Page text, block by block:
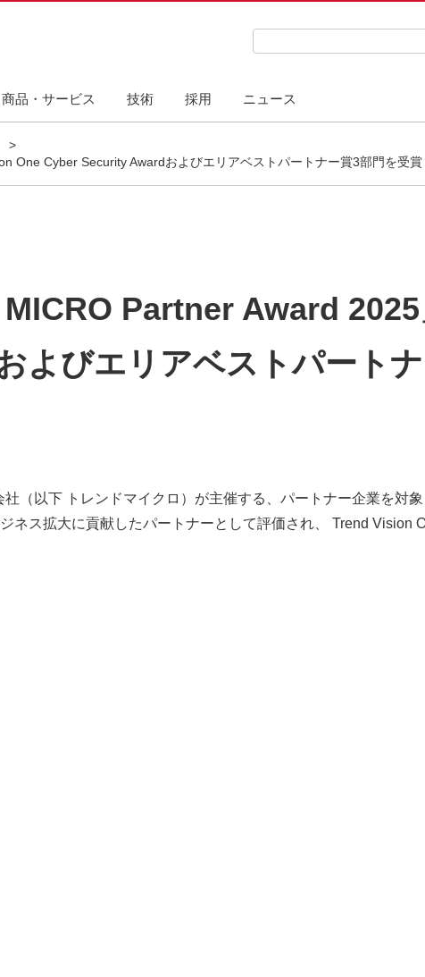
商品・サービス 技術 採用 ニュース
検索キーワード入力
One Cyber Security Awardおよびエリアベストパートナー賞3部門を受賞
Partner Award
よびエリアベストパート
（以下 トレンドマイクロ）が主催する、パートナー企業を対
ス拡大に貢献したパートナーとして評価され、 Trend Vision